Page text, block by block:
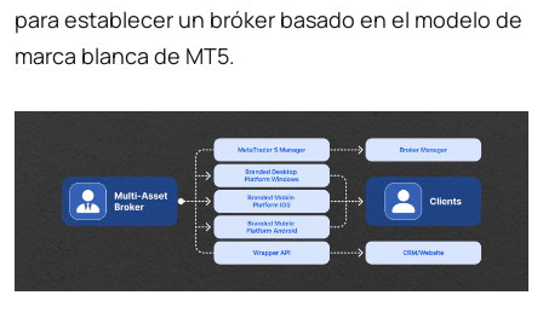
para establecer un bróker basado en el modelo de
marca blanca de MT5.